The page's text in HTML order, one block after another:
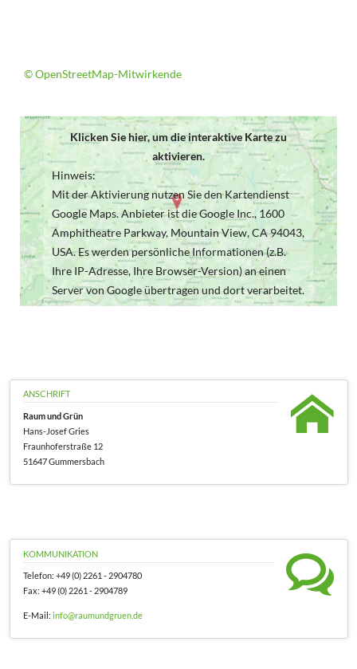
Klicken Sie hier, um die interaktive Karte zu
aktivieren.
Hinweis:
Mit der Aktivierung nutzen Sie den Kartendienst
Google Maps. Anbieter ist die Google Inc., 1600
Amphitheatre Parkway, Mountain View, CA 94043,
USA. Es werden persönliche Informationen (z.B.
Ihre IP-Adresse, Ihre Browser-Version) an einen
Server von Google übertragen und dort verarbeitet.
© OpenStreetMap-Mitwirkende
ANSCHRIFT
Raum und Grün
Hans-Josef Gries
Fraunhoferstraße 12
51647 Gummersbach
KOMMUNIKATION
Telefon: +49 (0) 2261 - 2904780
Fax: +49 (0) 2261 - 2904789
E-Mail: info@raumundgruen.de